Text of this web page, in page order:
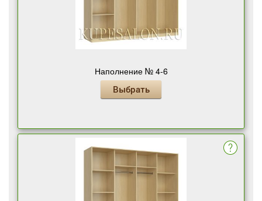
Наполнение № 4-6
Выбрать